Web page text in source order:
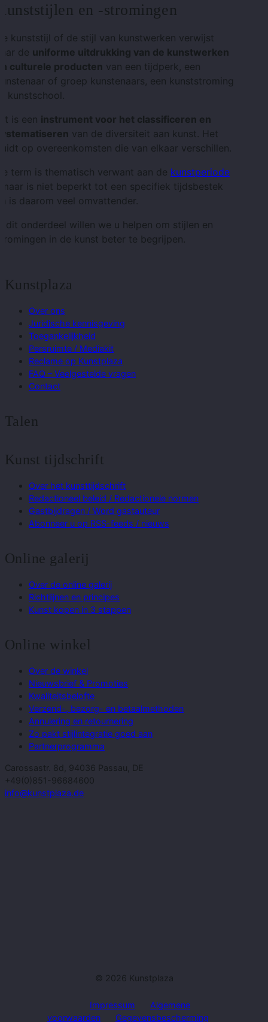
en -stromingen
kunststijl of de stijl van kunstwerken verwijst
de uniforme uitdrukking van de kunstwerken
culturele producten van een tijdperk, een
of groep kunstenaars, een kunststroming
kunstschool.
is een instrument voor het classificeren en
van de diversiteit aan kunst. Het
op overeenkomsten die van elkaar verschillen.
term is thematisch verwant aan de kunstperiode
is niet beperkt tot een specifiek tijdsbestek
is daarom veel omvattender.
dit onderdeel willen we u helpen om stijlen en
in de kunst beter te begrijpen.
Kunstplaza
Over ons
Juridische kennisgeving
Toegankelijkheid
Persruimte / Mediakit
Reclame op Kunstplaza
FAQ – Veelgestelde vragen
Contact
Talen
Kunst tijdschrift
Over het kunsttijdschrift
Redactioneel beleid / Redactionele normen
Gastbijdragen / Word gastauteur
Abonneer u op RSS-feeds / nieuws
Online galerij
Over de online galerij
Richtlijnen en principes
Kunst kopen in 3 stappen
Online winkel
Over de winkel
Nieuwsbrief & Promoties
Kwaliteitsbelofte
Verzend-, bezorg- en betaalmethoden
Annulering en retournering
Zo pakt stijlintegratie goed aan
Partnerprogramma
Carossastr. 8d, 94036 Passau, DE
+49(0)851-96684600
info@kunstplaza.de
© 2026 Kunstplaza
Impressum
Algemene
voorwaarden
Gegevensbescherming